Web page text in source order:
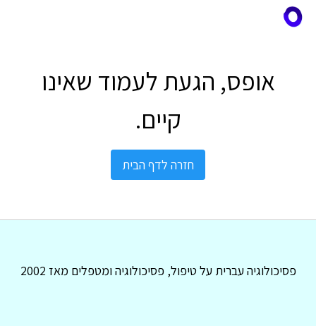
אופס, הגעת לעמוד שאינו
קיים.
חזרה לדף הבית
פסיכולוגיה עברית על טיפול, פסיכולוגיה ומטפלים מאז 2002